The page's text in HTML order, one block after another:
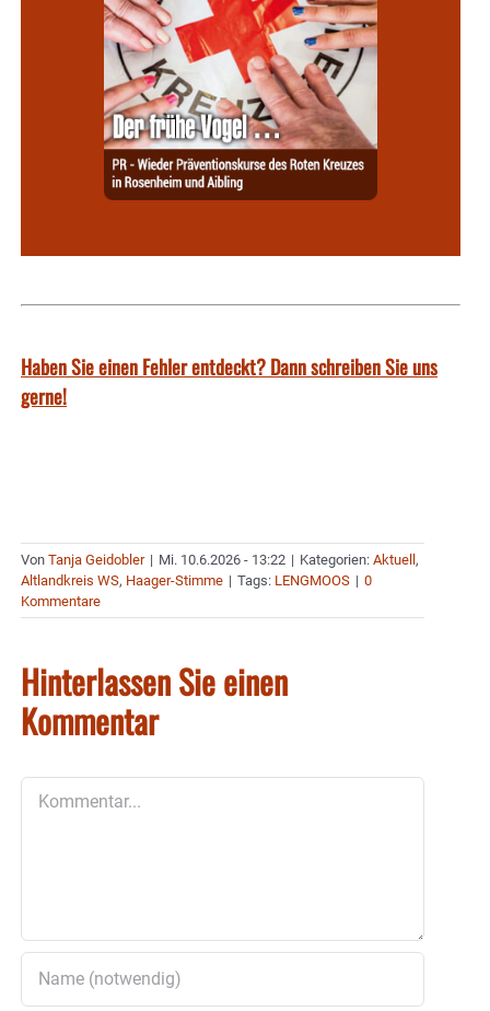
Haben Sie einen Fehler entdeckt? Dann schreiben Sie uns
gerne!
Von Tanja Geidobler | Mi. 10.6.2026 - 13:22 | Kategorien: Aktuell,
Altlandkreis WS, Haager-Stimme | Tags: LENGMOOS | 0
Kommentare
Hinterlassen Sie einen
Kommentar